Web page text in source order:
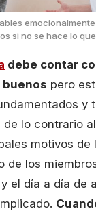
si no se hace lo
debe contar
buenos pero
y
lo contrario
motivos de
de los
el día a día de